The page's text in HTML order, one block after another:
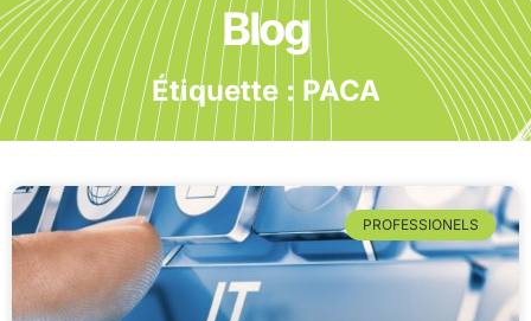
Blog
Étiquette : PACA
PROFESSIONELS